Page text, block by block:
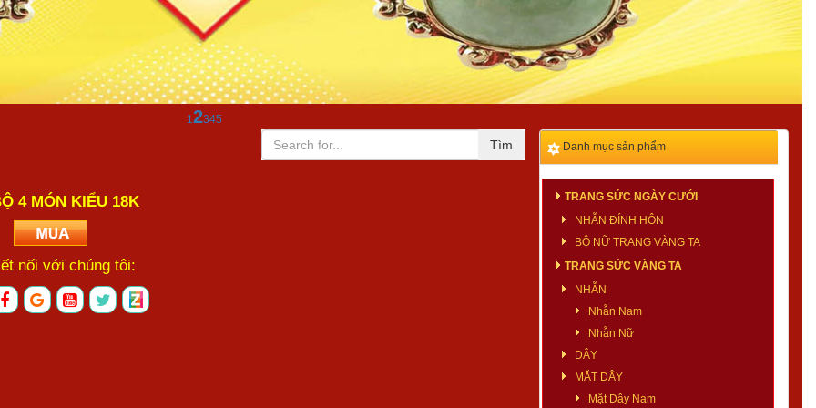
12345
4 MÓN KIỂU 18K
nối với chúng tôi:
Danh mục sản phẩm
TRANG SỨC NGÀY CƯỚI
NHẪN ĐÍNH HÔN
BỘ NỮ TRANG VÀNG TA
TRANG SỨC VÀNG TA
NHẪN
Nhẫn Nam
Nhẫn Nữ
DÂY
MẶT DÂY
Mặt Dây Nam